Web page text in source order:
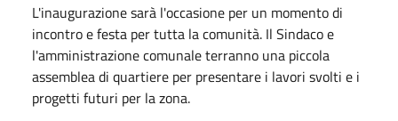
L'inaugurazione sarà l'occasione per un momento di
incontro e festa per tutta la comunità. Il Sindaco e
l'amministrazione comunale terranno una piccola
assemblea di quartiere per presentare i lavori svolti e i
progetti futuri per la zona.